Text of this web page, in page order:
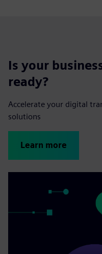
Is your
ready?
Accelerate your digital
solutions
Learn more